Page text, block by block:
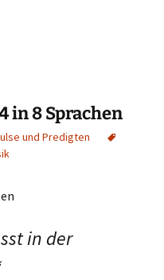
2024: Materialien
in 8 Sprachen
und Predigten
in der